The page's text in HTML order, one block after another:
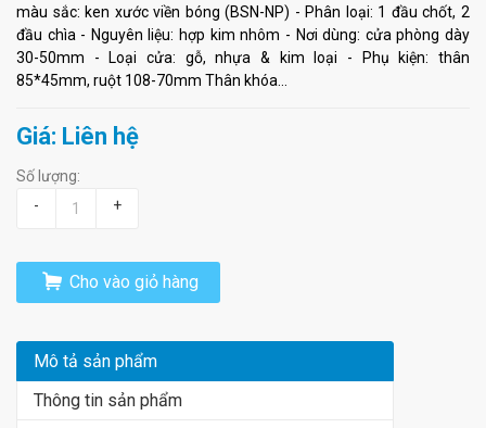
màu sắc: ken xước viền bóng (BSN-NP) - Phân loại: 1 đầu chốt, 2
đầu chìa - Nguyên liệu: hợp kim nhôm - Nơi dùng: cửa phòng dày
30-50mm - Loại cửa: gỗ, nhựa & kim loại - Phụ kiện: thân
85*45mm, ruột 108-70mm Thân khóa...
Giá: Liên hệ
Số lượng:
-
+
Cho vào giỏ hàng
Mô tả sản phẩm
Thông tin sản phẩm